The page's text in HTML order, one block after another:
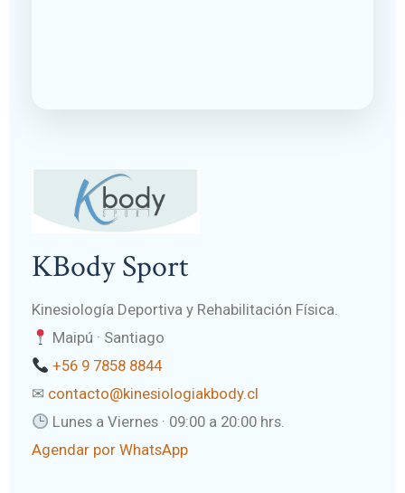
KBody Sport
Kinesiología Deportiva y Rehabilitación Física.
Maipú · Santiago
+56 9 7858 8844
✉ contacto@kinesiologiakbody.cl
Lunes a Viernes · 09:00 a 20:00 hrs.
Agendar por WhatsApp